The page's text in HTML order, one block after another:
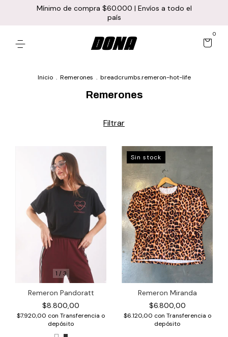
Mínimo de compra $60.000 | Envíos a todo el
país
0
Inicio . Remerones . breadcrumbs.remeron-hot-life
Remerones
Filtrar
1 / 3
Remeron Pandoratt
$8.800,00
$7.920,00 con Transferencia o
depósito
Sin stock
Remeron Miranda
$6.800,00
$6.120,00 con Transferencia o
depósito